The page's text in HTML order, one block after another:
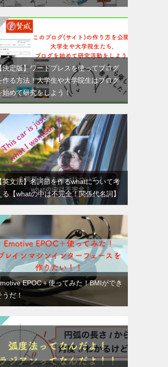
決定版】ワードプレスを使ってブログ
作る方法！大学生や大学院生はブログ
始めて研究をしよう！
【英文法】名詞節を作るwhatについて考
る【whatの中は不完全！関係代名詞】
EPOC＋使ってみた！BMIができ
うだ！